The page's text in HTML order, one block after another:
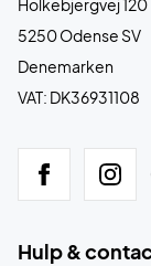
Holkebjergvej 120
5250 Odense SV
Denemarken
VAT: DK36931108
Hulp &